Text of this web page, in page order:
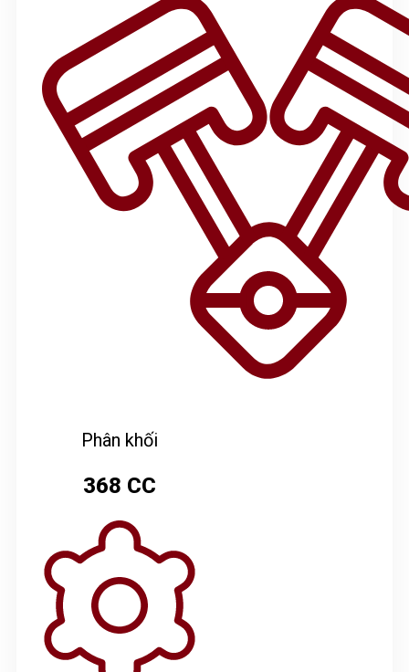
Phân khối
368 CC